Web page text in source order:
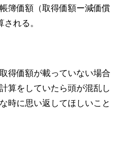
簿価額（取得価額ー減価償
れる。
得価額が載っていない場合
算をしていたら頭が混乱し
時に思い返してほしいこと